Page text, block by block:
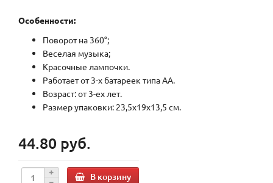
Особенности:
Поворот на 360°;
Веселая музыка;
Красочные лампочки.
Работает от 3-х батареек типа АА.
Возраст: от 3-ех лет.
Размер упаковки: 23,5х19х13,5 см.
44.80 руб.
В корзину